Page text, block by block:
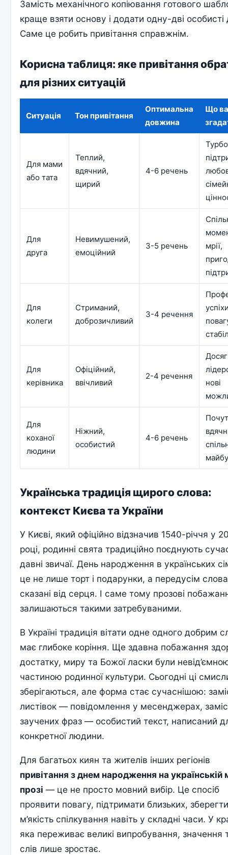
Замість механічного копіювання готового
краще взяти основу і додати одну-дві особисті
Саме це робить привітання справжнім.
Корисна таблиця: яке привітання
для різних ситуацій
Ситуація Тон привітання
Оптимальна
довжина
Що
Для мами
або тата
Теплий,
вдячний,
щирий
4-6 речень
Для
друга
Невимушений,
емоційний
3-5 речень
мрії,
Для
колеги
Стриманий,
доброзичливий
3-4 речення
Для
керівника
Офіційний,
ввічливий
2-4 речення
нові
Для
коханої
людини
Ніжний,
особистий
4-6 речень
Українська традиція щирого слова:
контекст Києва та України
У Києві, який офіційно відзначив 1540-річчя у
році, родинні свята традиційно поєднують
давні звичаї. День народження в українських
це не лише торт і подарунки, а передусім
сказані від серця. І саме тому прозові
залишаються такими затребуваними.
В Україні традиція вітати одне одного добрим
має глибоке коріння. Ще здавна побажання
достатку, миру та Божої ласки були
частиною родинної культури. Сьогодні ці
зберігаються, але форма стає сучаснішою:
листівок — повідомлення у месенджерах,
заучених фраз — особистий текст, написаний
конкретної людини.
Для багатьох киян та жителів інших регіонів
привітання з днем народження на українській
прозі — це не просто мовний вибір. Це спосіб
проявити повагу, підтримати близьких,
м’якість спілкування навіть у складні часи. У
яка переживає великі випробування, значення
слів лише зростає.